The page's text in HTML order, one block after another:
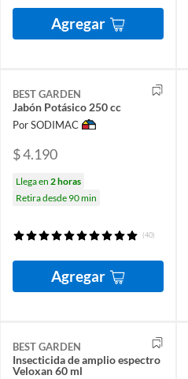
Agregar
BEST GARDEN
Jabón Potásico 250 cc
Por SODIMAC
$ 4.190
Llega en 2 horas
Retira desde 90 min
(40)
Agregar
BEST GARDEN
Insecticida de amplio espectro
Veloxan 60 ml